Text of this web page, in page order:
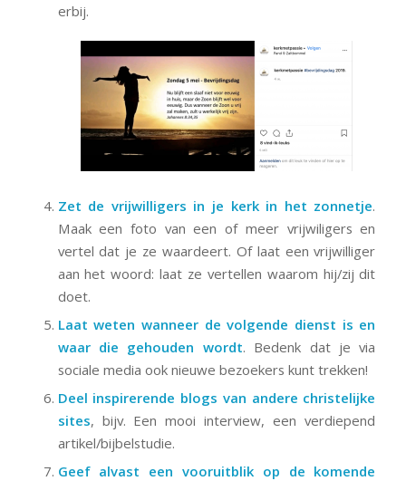
erbij.
Zet de vrijwilligers in je kerk in het zonnetje.
Maak een foto van een of meer vrijwiligers en
vertel dat je ze waardeert. Of laat een vrijwilliger
aan het woord: laat ze vertellen waarom hij/zij dit
doet.
Laat weten wanneer de volgende dienst is en
waar die gehouden wordt. Bedenk dat je via
sociale media ook nieuwe bezoekers kunt trekken!
Deel inspirerende blogs van andere christelijke
sites, bijv. Een mooi interview, een verdiepend
artikel/bijbelstudie.
Geef alvast een vooruitblik op de komende